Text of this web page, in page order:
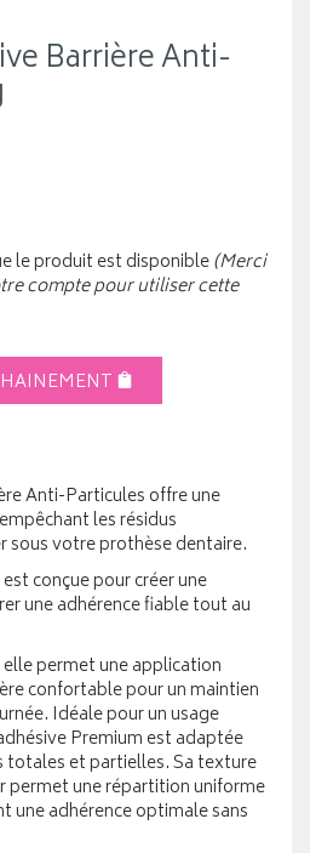
Barrière Anti-
le produit est disponible(Merci
compte pour utiliser cette
Anti-Particules offre une
les résidus
sous votre prothèse dentaire.
conçue pour créer une
une adhérence fiable tout au
permet une application
confortable pour un maintien
Idéale pour un usage
Premium est adaptée
totales et partielles. Sa texture
permet une répartition uniforme
une adhérence optimale sans